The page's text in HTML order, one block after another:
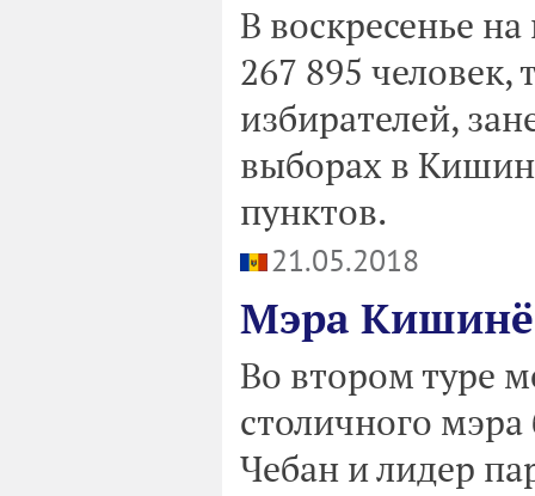
В воскресенье
267 895 человек,
избирателей,
выборах в
пунктов.
21.05.2018
Мэра
Во втором туре
столичного мэра
Чебан и лидер